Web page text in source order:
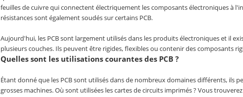
feuilles de cuivre qui connectent électriquement les composants électroniques à
résistances sont également soudés sur certains PCB.
Aujourd'hui, les PCB sont largement utilisés dans les produits électroniques et il
plusieurs couches. Ils peuvent être rigides, flexibles ou contenir des composants
Quelles sont les utilisations courantes des PCB ?
Étant donné que les PCB sont utilisés dans de nombreux domaines différents,
grosses machines. Où sont utilisées les cartes de circuits imprimés ? Vous